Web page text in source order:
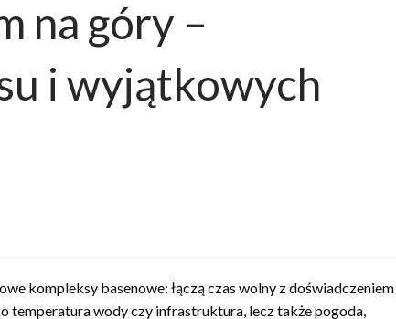
na góry –
i wyjątkowych
kompleksy basenowe: łączą czas wolny z doświadczeniem
temperatura wody czy infrastruktura, lecz także pogoda,